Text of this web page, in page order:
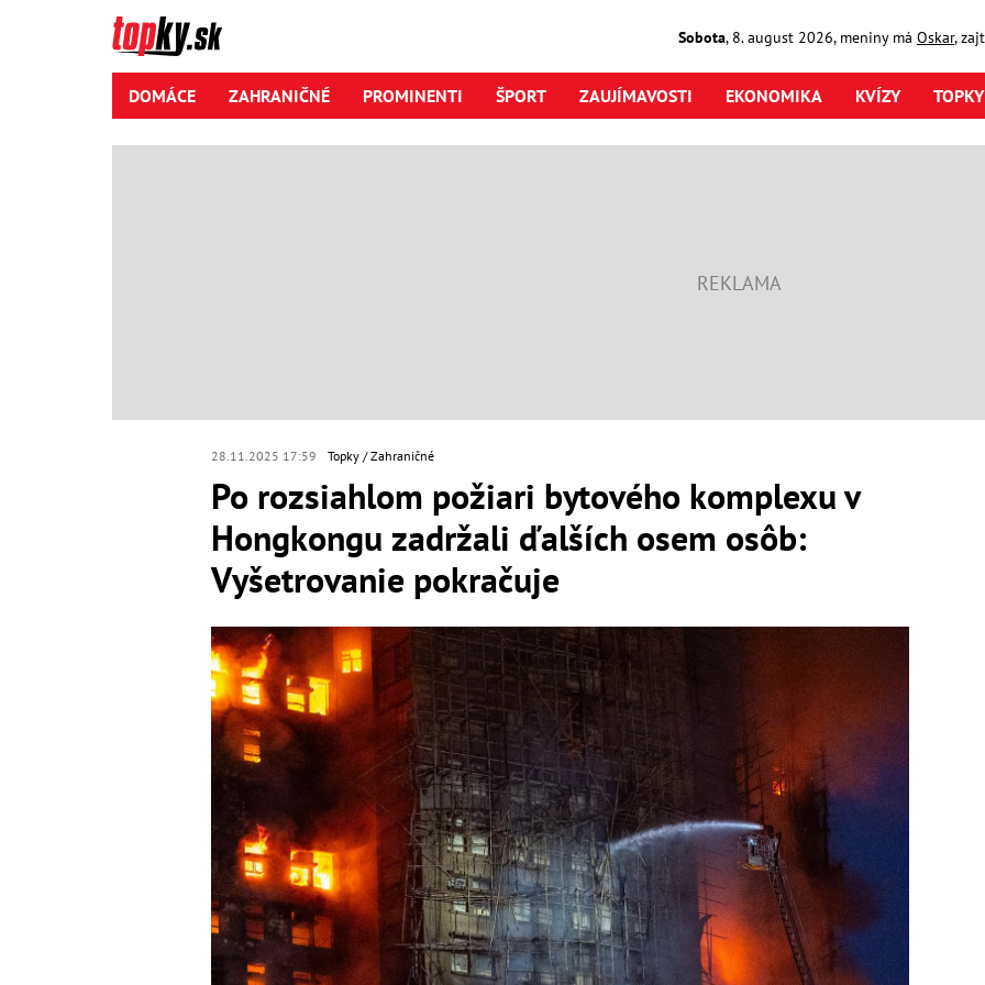
Sobota, 8. august2026, meniny má Oskar,
DOMÁCE ZAHRANIČNÉ PROMINENTI ŠPORT ZAUJÍMAVOSTI EKONOMIKA KVÍZY
28.11.2025 17:59 Topky Zahraničné
Po rozsiahlom požiari bytového komplexu v
Hongkongu zadržali ďalších osem osôb:
Vyšetrovanie pokračuje